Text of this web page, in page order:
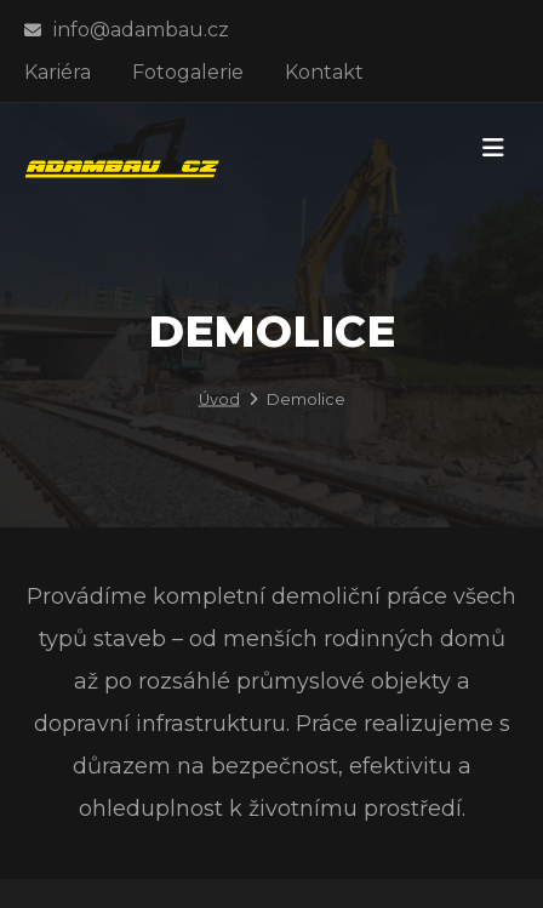
info@adambau.cz
Kariéra
Fotogalerie Kontakt
DEMOLICE
Úvod Demolice
Provádíme kompletní demoliční práce všech
typů staveb – od menších rodinných domů
až po rozsáhlé průmyslové objekty a
dopravní infrastrukturu. Práce realizujeme s
důrazem na bezpečnost, efektivitu a
ohleduplnost k životnímu prostředí.